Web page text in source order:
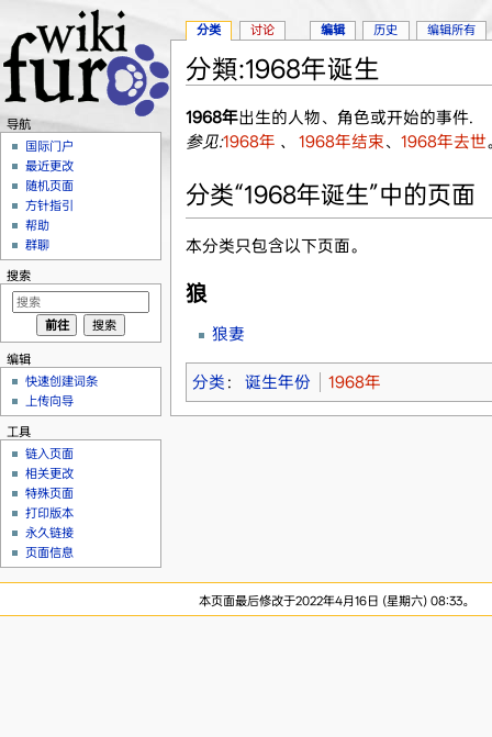
分類:1968年诞生
1968年出生的人物、角色或开始的事件.
参见:1968年 、 1968年结束、 1968年去世
分类“1968年诞生”中的页面
本分类只包含以下页面。
狼
狼妻
分类 ： 诞生年份 1968年
分类 讨论 编辑 历史 编辑所有
导航
国际门户
最近更改
随机页面
方针指引
帮助
群聊
搜索
编辑
快速创建词条
上传向导
工具
链入页面
相关更改
特殊页面
打印版本
永久链接
页面信息
本页面最后修改于2022年4月16日 (星期六) 08:33。